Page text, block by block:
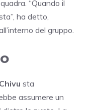
“Quando il
ha detto,
del gruppo.
Chivu sta
assumere un